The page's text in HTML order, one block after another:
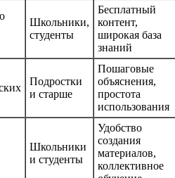
Школьники,
студенты
Бесплатный
контент,
широкая база
знаний
Подростки
и старше
Пошаговые
объяснения,
простота
использования
Школьники
и студенты
Удобство
создания
материалов,
коллективное